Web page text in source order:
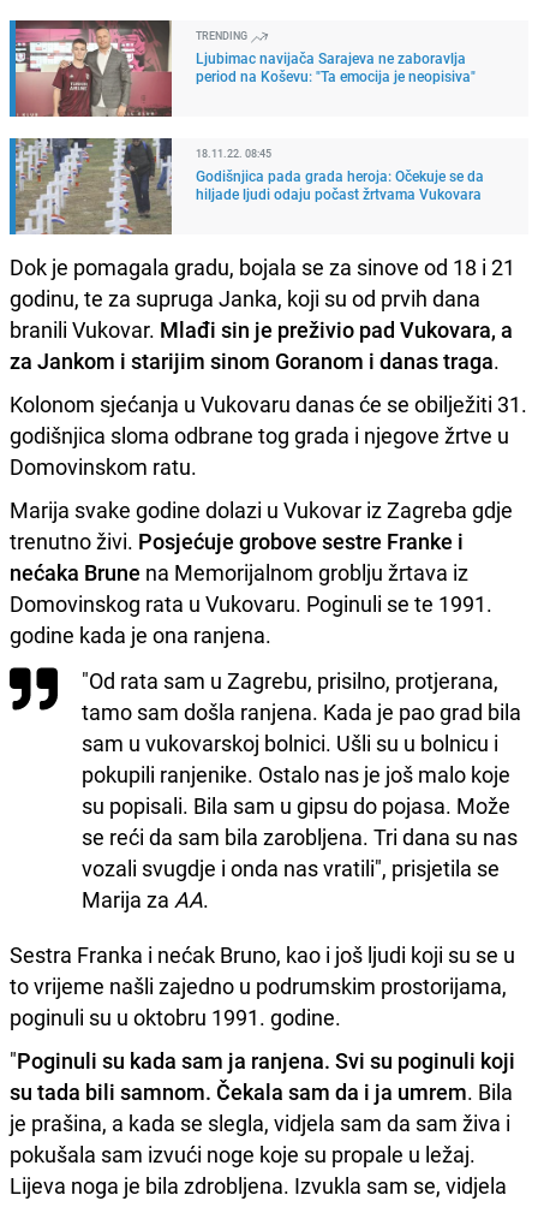
TRENDING
Ljubimac navijača Sarajeva ne zaboravlja
period na Koševu: "Ta emocija je neopisiva"
18.11.22. 08:45
Godišnjica pada grada heroja: Očekuje se da
hiljade ljudi odaju počast žrtvama Vukovara
Dok je pomagala gradu, bojala se za sinove od 18 i 21
godinu, te za supruga Janka, koji su od prvih dana
branili Vukovar. Mlađi sin je preživio pad Vukovara, a
za Jankom i starijim sinom Goranom i danas traga.
Kolonom sjećanja u Vukovaru danas će se obilježiti 31.
godišnjica sloma odbrane tog grada i njegove žrtve u
Domovinskom ratu.
Marija svake godine dolazi u Vukovar iz Zagreba gdje
trenutno živi. Posjećuje grobove sestre Franke i
nećaka Brune na Memorijalnom groblju žrtava iz
Domovinskog rata u Vukovaru. Poginuli se te 1991.
godine kada je ona ranjena.
"Od rata sam u Zagrebu, prisilno, protjerana,
tamo sam došla ranjena. Kada je pao grad bila
sam u vukovarskoj bolnici. Ušli su u bolnicu i
pokupili ranjenike. Ostalo nas je još malo koje
su popisali. Bila sam u gipsu do pojasa. Može
se reći da sam bila zarobljena. Tri dana su nas
vozali svugdje i onda nas vratili", prisjetila se
Marija za AA.
Sestra Franka i nećak Bruno, kao i još ljudi koji su se u
to vrijeme našli zajedno u podrumskim prostorijama,
poginuli su u oktobru 1991. godine.
"Poginuli su kada sam ja ranjena. Svi su poginuli koji
su tada bili samnom. Čekala sam da i ja umrem. Bila
je prašina, a kada se slegla, vidjela sam da sam živa i
pokušala sam izvući noge koje su propale u ležaj.
Lijeva noga je bila zdrobljena. Izvukla sam se, vidjela